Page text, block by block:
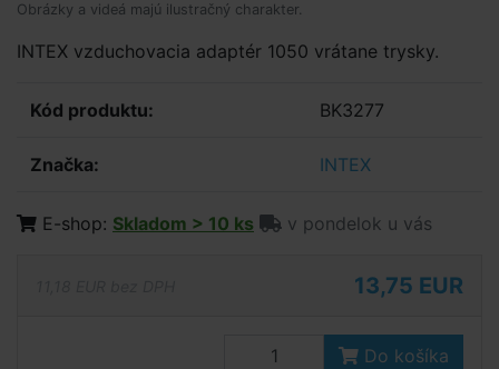
Obrázky a videá majú ilustračný charakter.
INTEX vzduchovacia adaptér 1050 vrátane trysky.
Kód produktu: BK3277
Značka: INTEX
E-shop: Skladom > 10 ks v pondelok u vás
13,75 EUR
Do košíka